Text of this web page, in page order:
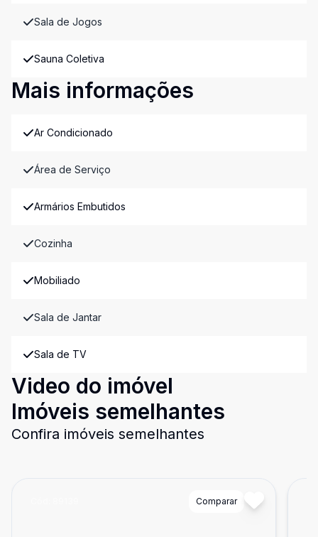
Sala de Jogos
Sauna Coletiva
Mais informações
Ar Condicionado
Área de Serviço
Armários Embutidos
Cozinha
Mobiliado
Sala de Jantar
Sala de TV
Video do imóvel
Imóveis semelhantes
Confira imóveis semelhantes
Comparar